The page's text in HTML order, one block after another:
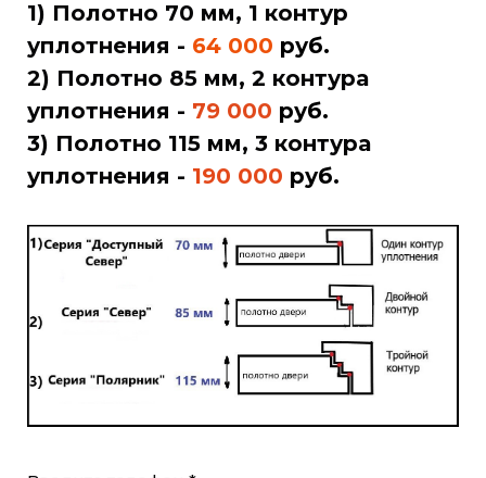
1) Полотно 70 мм, 1 контур
уплотнения - 64 000 руб.
2) Полотно 85 мм, 2 контура
уплотнения - 79 000 руб.
3) Полотно 115 мм, 3 контура
уплотнения - 190 000 руб.